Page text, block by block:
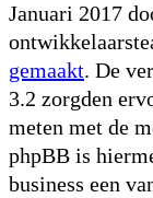
Januari 2017
gemaakt. De
3.2 zorgden
meten met de
phpBB is
business een